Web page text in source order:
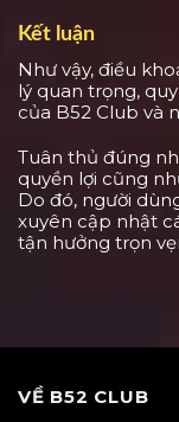
Kết luận
Như vậy, điều
lý quan trọng,
của B52 Club và
Tuân thủ đúng
quyền lợi cũng
Do đó, người
xuyên cập nhật
tận hưởng trọn
VỀ B52 CLUB